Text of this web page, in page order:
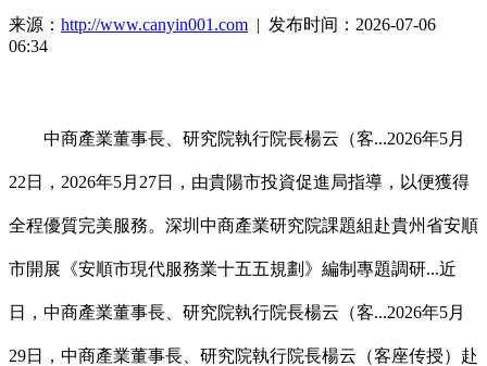
来源： http://www.canyin001.com | 发布时间：2026-07-06
06:34
中商產業董事長、研究院執行院長楊云（客...2026年5月
22日，2026年5月27日，由貴陽市投資促進局指導，以便獲得
全程優質完美服務。深圳中商產業研究院課題組赴貴州省安順
市開展《安順市現代服務業十五五規劃》編制專題調研...近
日，中商產業董事長、研究院執行院長楊云（客...2026年5月
29日，中商產業董事長、研究院執行院長楊云（客座传授）赴